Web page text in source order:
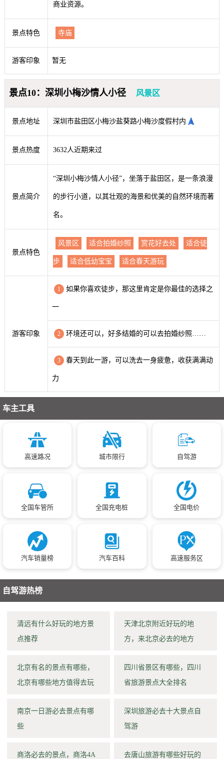
商业资源。
景点特色 寺庙
游客印象 暂无
景点10：深圳小梅沙情人小径 风景区
景点地址 深圳市盐田区小梅沙盐葵路小梅沙度假村内
景点热度 3632人近期来过
景点简介
“深圳小梅沙情人小径”，坐落于盐田区，是一条浪漫
的步行小道，以其壮观的海景和优美的自然环境而著
名。
景点特色
风景区 适合拍婚纱照 赏花好去处 适合徒
步 适合低幼宝宝 适合春天游玩
游客印象
1 如果你喜欢徒步，那这里肯定是你最佳的选择之
一
2 环境还可以，好多结婚的可以去拍婚纱照……
3 春天到此一游，可以洗去一身疲惫，收获满满动
力
车主工具
高速路况 城市限行 自驾游
全国车管所 全国充电桩 全国电价
汽车销量榜 汽车百科 高速服务区
自驾游热榜
清远有什么好玩的地方景
点推荐
天津北京附近好玩的地
方，来北京必去的地方
北京有名的景点有哪些，
北京有哪些地方值得去玩
四川省景区有哪些，四川
省旅游景点大全排名
南京一日游必去景点有哪
些
深圳旅游必去十大景点自
驾游
商洛必去的景点，商洛4A
去唐山旅游有哪些好玩的